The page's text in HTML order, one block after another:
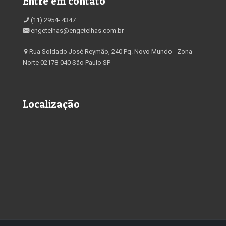
(11) 2954- 4347
engetelhas@engetelhas.com.br
Rua Soldado José Reymão, 240 Pq. Novo Mundo - Zona
Norte 02178-040 São Paulo SP
Localização